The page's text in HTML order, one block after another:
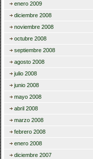
enero 2009
diciembre 2008
noviembre 2008
octubre 2008
septiembre 2008
agosto 2008
julio 2008
junio 2008
mayo 2008
abril 2008
marzo 2008
febrero 2008
enero 2008
diciembre 2007